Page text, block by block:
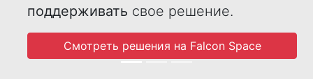
поддерживать свое решение.
Смотреть решения на Falcon Space